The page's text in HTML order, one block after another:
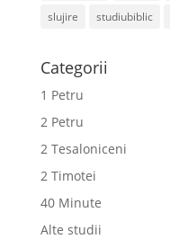
slujire
studiubiblic
Categorii
1 Petru
2 Petru
2 Tesaloniceni
2 Timotei
40 Minute
Alte studii